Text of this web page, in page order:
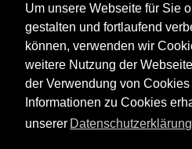
Um unsere Webseite für Sie
gestalten und fortlaufend
können, verwenden wir
weitere Nutzung der
der Verwendung von
Informationen zu Cookies
unserer Datenschutzerklärung